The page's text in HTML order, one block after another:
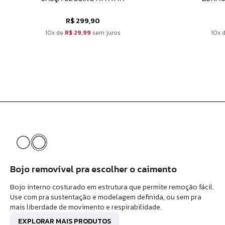
R$ 299,90
10x de R$ 29,99 sem juros 10x
Bojo removível pra escolher o caimento
Bojo interno costurado em estrutura que permite remoção fácil.
Use com pra sustentação e modelagem definida, ou sem pra
mais liberdade de movimento e respirabilidade.
EXPLORAR MAIS PRODUTOS